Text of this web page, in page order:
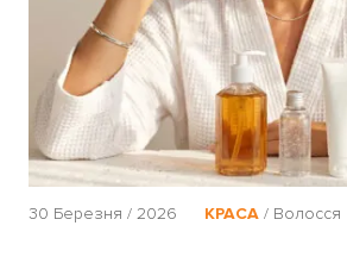
30 Березня / 2026 КРАСА / Волосся